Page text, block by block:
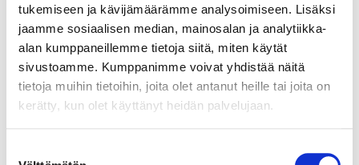
tukemiseen ja kävijämäärämme analysoimiseen. Lisäksi
jaamme sosiaalisen median, mainosalan ja analytiikka-
alan kumppaneillemme tietoja siitä, miten käytät
sivustoamme. Kumppanimme voivat yhdistää näitä
tietoja muihin tietoihin, joita olet antanut heille tai joita on
kerätty, kun olet käyttänyt heidän palvelujaan.
viettämään yhteistä aikaa veden
äärelle. Tutustu Suomen Uimaopetus-
ja Hengenpelastusliiton vinkkeihin,
mitä kaikkea voi tehdä rannalla.